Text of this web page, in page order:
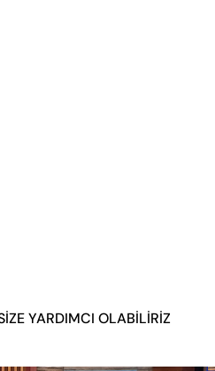
YARDIMCI OLABİLİRİZ